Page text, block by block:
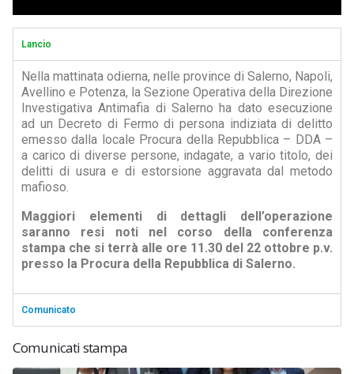
Lancio
Nella mattinata odierna, nelle province di Salerno, Napoli,
Avellino e Potenza, la Sezione Operativa della Direzione
Investigativa Antimafia di Salerno ha dato esecuzione
ad un Decreto di Fermo di persona indiziata di delitto
emesso dalla locale Procura della Repubblica – DDA –
a carico di diverse persone, indagate, a vario titolo, dei
delitti di usura e di estorsione aggravata dal metodo
mafioso.
Maggiori elementi di dettagli dell’operazione
saranno resi noti nel corso della conferenza
stampa che si terrà alle ore 11.30 del 22 ottobre p.v.
presso la Procura della Repubblica di Salerno.
Comunicato
Comunicati stampa